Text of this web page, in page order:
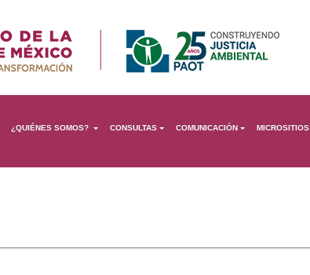
¿QUIÉNES SOMOS? CONSULTAS COMUNICACIÓN MICROSITIOS